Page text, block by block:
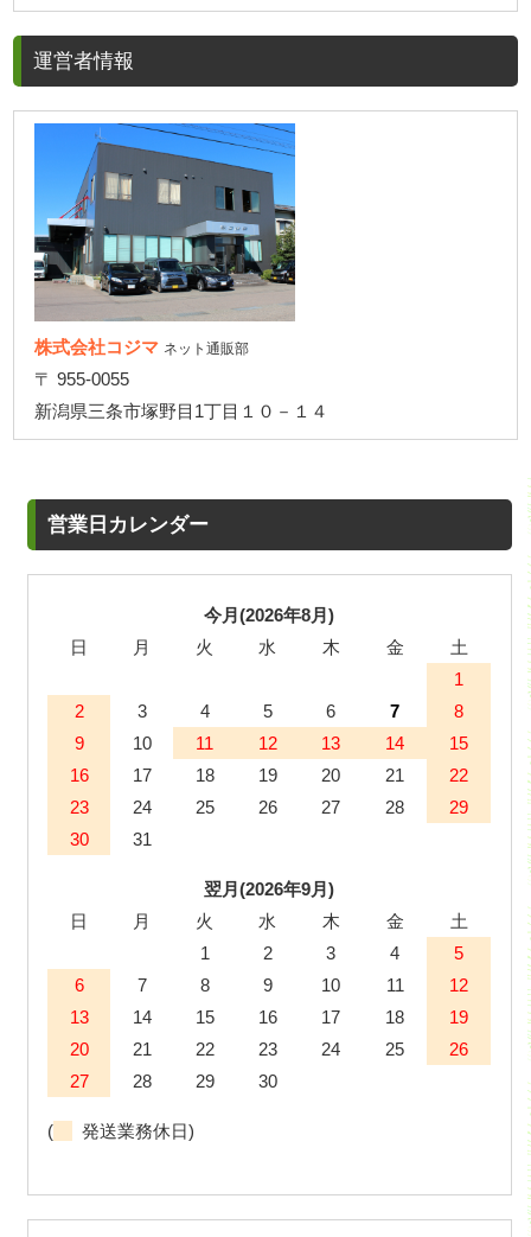
運営者情報
株式会社コジマ ネット通販部
〒 955-0055
新潟県三条市塚野目1丁目１０－１４
営業日カレンダー
今月(2026年8月)
日
月 火 水 木 金
土
1
2
3 4 5 6 7
8
9
10 11 12 13 14
15
16
17 18 19 20 21
22
23
24 25 26 27 28
29
30
31
翌月(2026年9月)
日
月 火 水 木 金
土
1
2 3 4
5
6
7 8 9 10 11
12
13
14 15 16 17 18
19
20
21 22 23 24 25
26
27
28 29 30
( 発送業務休日)